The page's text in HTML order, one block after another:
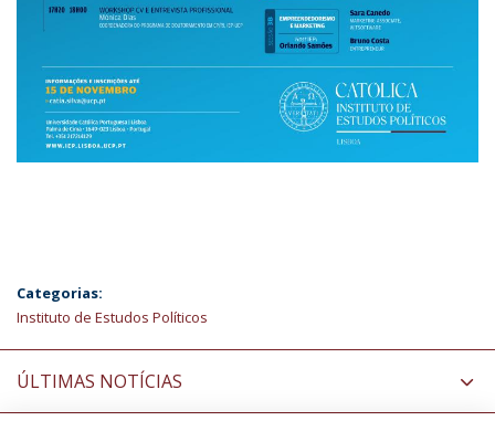
Categorias:
Instituto de Estudos Políticos
ÚLTIMAS NOTÍCIAS